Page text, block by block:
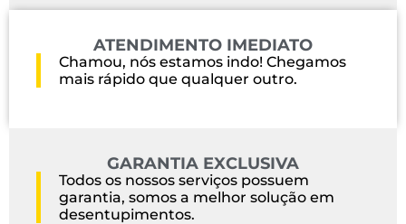
ATENDIMENTO IMEDIATO
Chamou, nós estamos indo! Chegamos
mais rápido que qualquer outro.
GARANTIA EXCLUSIVA
Todos os nossos serviços possuem
garantia, somos a melhor solução em
desentupimentos.